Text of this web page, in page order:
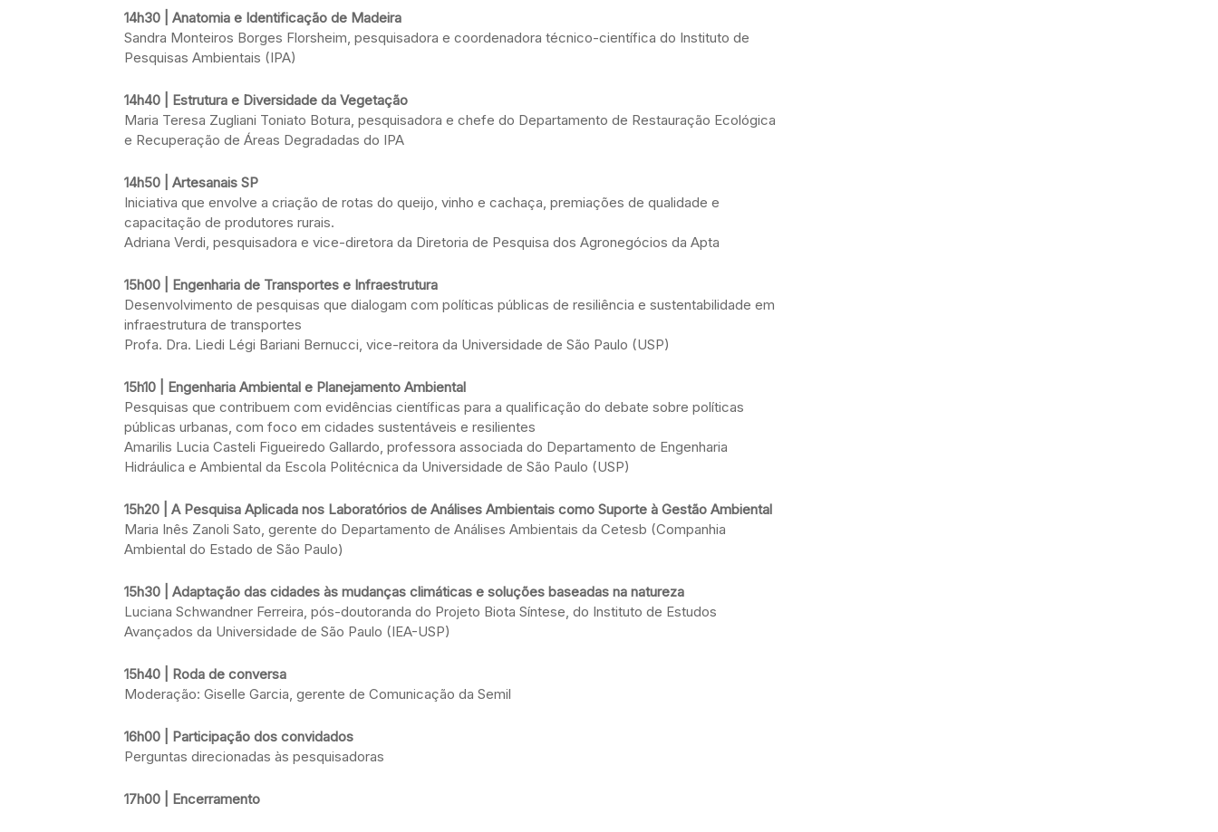
14h30 | Anatomia e Identificação de Madeira
Sandra Monteiros Borges Florsheim, pesquisadora e coordenadora técnico-científica do Instituto de
Pesquisas Ambientais (IPA)
14h40 | Estrutura e Diversidade da Vegetação
Maria Teresa Zugliani Toniato Botura, pesquisadora e chefe do Departamento de Restauração Ecológica
e Recuperação de Áreas Degradadas do IPA
14h50 | Artesanais SP
Iniciativa que envolve a criação de rotas do queijo, vinho e cachaça, premiações de qualidade e
capacitação de produtores rurais.
Adriana Verdi, pesquisadora e vice-diretora da Diretoria de Pesquisa dos Agronegócios da Apta
15h00 | Engenharia de Transportes e Infraestrutura
Desenvolvimento de pesquisas que dialogam com políticas públicas de resiliência e sustentabilidade em
infraestrutura de transportes
Profa. Dra. Liedi Légi Bariani Bernucci, vice-reitora da Universidade de São Paulo (USP)
15h10 | Engenharia Ambiental e Planejamento Ambiental
Pesquisas que contribuem com evidências científicas para a qualificação do debate sobre políticas
públicas urbanas, com foco em cidades sustentáveis e resilientes
Amarilis Lucia Casteli Figueiredo Gallardo, professora associada do Departamento de Engenharia
Hidráulica e Ambiental da Escola Politécnica da Universidade de São Paulo (USP)
15h20 | A Pesquisa Aplicada nos Laboratórios de Análises Ambientais como Suporte à Gestão Ambiental
Maria Inês Zanoli Sato, gerente do Departamento de Análises Ambientais da Cetesb (Companhia
Ambiental do Estado de São Paulo)
15h30 | Adaptação das cidades às mudanças climáticas e soluções baseadas na natureza
Luciana Schwandner Ferreira, pós-doutoranda do Projeto Biota Síntese, do Instituto de Estudos
Avançados da Universidade de São Paulo (IEA-USP)
15h40 | Roda de conversa
Moderação: Giselle Garcia, gerente de Comunicação da Semil
16h00 | Participação dos convidados
Perguntas direcionadas às pesquisadoras
17h00 | Encerramento